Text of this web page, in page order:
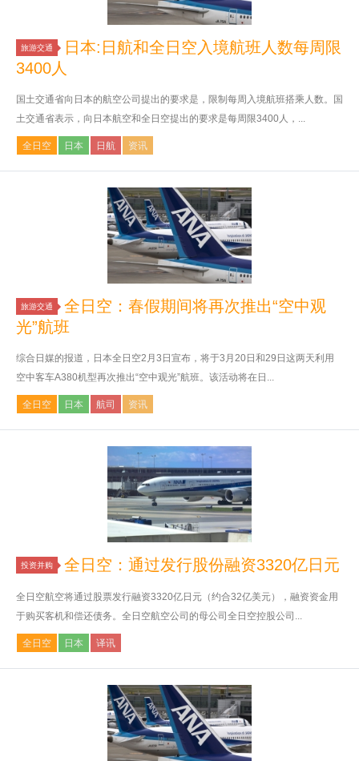
旅游交通
日本:日航和全日空入境航班人数每周限
3400人
国土交通省向日本的航空公司提出的要求是，限制每周入境航班搭乘人数。国
土交通省表示，向日本航空和全日空提出的要求是每周限3400人，...
全日空 日本 日航 资讯
旅游交通
全日空：春假期间将再次推出“空中观
光”航班
综合日媒的报道，日本全日空2月3日宣布，将于3月20日和29日这两天利用
空中客车A380机型再次推出“空中观光”航班。该活动将在日...
全日空 日本 航司 资讯
投资并购 全日空：通过发行股份融资3320亿日元
全日空航空将通过股票发行融资3320亿日元（约合32亿美元），融资资金用
于购买客机和偿还债务。全日空航空公司的母公司全日空控股公司...
全日空 日本 译讯